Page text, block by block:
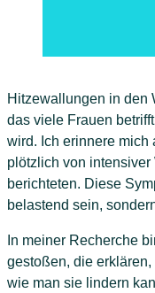
Hitzewallungen in den
das viele Frauen
wird. Ich erinnere mich
plötzlich von
berichteten. Diese
belastend sein,
In meiner Recherche
gestoßen, die
wie man sie lindern